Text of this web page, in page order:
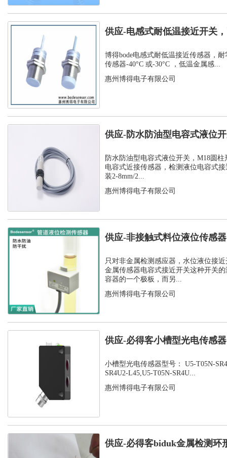
供应-电感式耐低温接近开关
温接近传...
博得bode电感式耐低温接近传感器，
传感器-40°C 或-30°C ，低温金属感...
惠州博得电子有限公司
供应-防水防油型电容式液位
C1PF- M...
防水防油型电容式液位开关，M18圆柱
电容式近接传感器，检测液位电容式
装2-8mm/2...
惠州博得电子有限公司
供应-非接触式料位液位传感
开关
只对非金属检测感应器，水位液位接
金属传感器电容式接近开关这种开关
容器的一个极板，而另...
惠州博得电子有限公司
供应-必得客小槽型光电传感
SR...
小槽型光电传感器型号： U5-T05N-
SR4U2-L45,U5-T05N-SR4U...
惠州博得电子有限公司
供应-必得客biduk金属检测环